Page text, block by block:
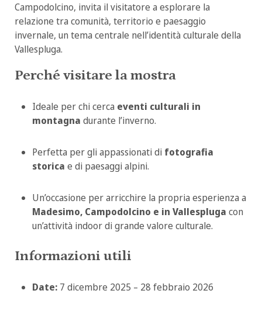
Campodolcino, invita il visitatore a esplorare la
relazione tra comunità, territorio e paesaggio
invernale, un tema centrale nell’identità culturale della
Vallespluga.
Perché visitare la mostra
Ideale per chi cerca eventi culturali in
montagna durante l’inverno.
Perfetta per gli appassionati di fotografia
storica e di paesaggi alpini.
Un’occasione per arricchire la propria esperienza a
Madesimo, Campodolcino e in Vallespluga con
un’attività indoor di grande valore culturale.
Informazioni utili
Date: 7 dicembre 2025 – 28 febbraio 2026